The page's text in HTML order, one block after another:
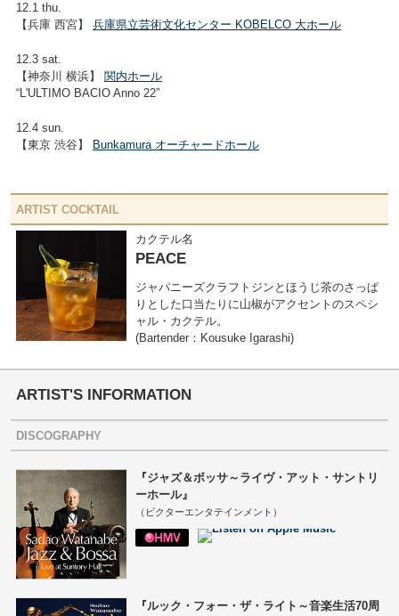
12.1 thu.
【兵庫 西宮】 兵庫県立芸術文化センター KOBELCO 大ホール
12.3 sat.
【神奈川 横浜】 関内ホール
“L'ULTIMO BACIO Anno 22”
12.4 sun.
【東京 渋谷】
Bunkamura オーチャードホール
ARTIST COCKTAIL
カクテル名
PEACE
ジャパニーズクラフトジンとほうじ茶のさっぱ
りとした口当たりに山椒がアクセントのスペシ
ャル・カクテル。
(Bartender：Kousuke Igarashi)
ARTIST'S INFORMATION
DISCOGRAPHY
『ジャズ＆ボッサ～ライヴ・アット・サントリ
ーホール』
（ビクターエンタテインメント）
『ルック・フォー・ザ・ライト～音楽生活70周